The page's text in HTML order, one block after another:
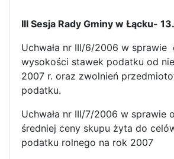
III Sesja Rady Gminy w Łącku-
Uchwała nr III/6/2006 w sprawie
wysokości stawek podatku od
2007 r. oraz zwolnień
podatku.
Uchwała nr III/7/2006 w sprawie
średniej ceny skupu żyta do
podatku rolnego na rok 2007